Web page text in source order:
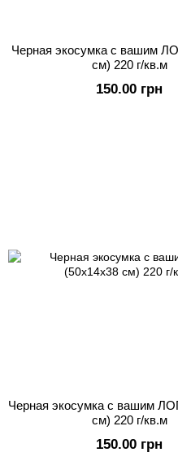
Черная экосумка с вашим
см) 220 г/кв.м
150.00 грн
Черная экосумка с вашим
см) 220 г/кв.м
150.00 грн